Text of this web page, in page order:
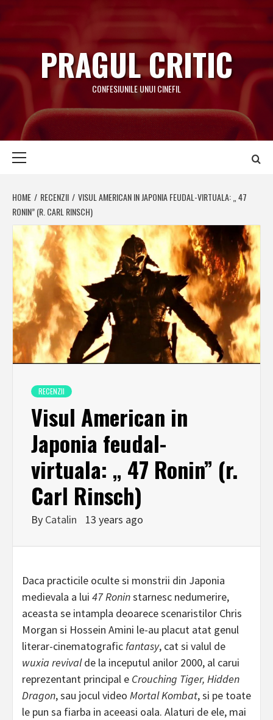
to
content
PRAGUL CRITIC
CONFESIUNILE UNUI CINEFIL
HOME RECENZII
VISUL AMERICAN IN JAPONIA FEUDAL-VIRTUALA: „ 47
RONIN” (R. CARL RINSCH)
RECENZII
Visul American in
Japonia feudal-
virtuala: „ 47 Ronin” (r.
Carl Rinsch)
By Catalin 13 years ago
Daca practicile oculte si monstrii din Japonia
medievala a lui 47 Roninstarnesc nedumerire,
aceasta se intampla deoarece scenaristilor Chris
Morgan si Hossein Amini le-au placut atat genul
literar-cinematograficfantasy, cat si valul de
wuxia revivalde la inceputul anilor 2000, al carui
reprezentant principal e Crouching Tiger, Hidden
Dragon, sau jocul video Mortal Kombat, si pe toate
le pun sa fiarba in aceeasi oala. Alaturi de ele, mai